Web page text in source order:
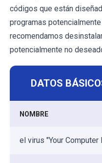
códigos que están
programas
recomendamos
potencialmente no
DATOS
NOMBRE
el virus "Your